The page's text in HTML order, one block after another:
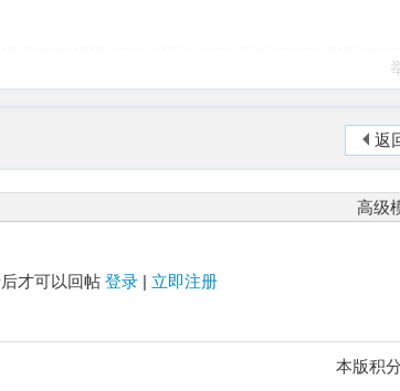
返
高级
才可以回帖 登录| 立即注册
本版积